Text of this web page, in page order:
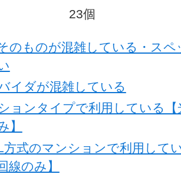
23個
のものが混雑している・スペ
イダが混雑している
ョンタイプで利用している【
】
方式のマンションで利用して
線のみ】